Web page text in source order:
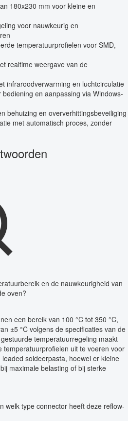
180x230 mm voor kleine en
voor nauwkeurig en
temperatuurprofielen voor SMD,
realtime weergave van de
infraroodverwarming en luchtcirculatie
bediening en aanpassing via Windows-
behuizing en oververhittingsbeveiliging
met automatisch proces, zonder
en de nauwkeurigheid van
oven?
een bereik van 100 °C tot 350 °C,
±5 °C volgens de specificaties van de
temperatuurregeling maakt
temperatuurprofielen uit te voeren voor
soldeerpasta, hoewel er kleine
maximale belasting of bij sterke
welk type connector heeft deze reflow-